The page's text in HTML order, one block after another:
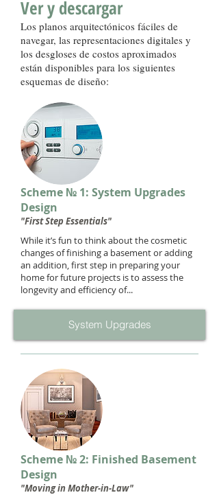
Ver y descargar
Los planos arquitectónicos fáciles de
navegar, las representaciones digitales y
los desgloses de costos aproximados
están disponibles para los siguientes
esquemas de diseño:
Scheme № 1: System Upgrades
Design
"First Step Essentials"
While it’s fun to think about the cosmetic
changes of finishing a basement or adding
an addition, first step in preparing your
home for future projects is to assess the
longevity and efficiency of...
System Upgrades
Scheme № 2: Finished Basement
Design
"Moving in Mother-in-Law"